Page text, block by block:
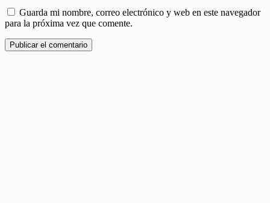
Guarda mi nombre, correo electrónico y web en este navegador
para la próxima vez que comente.